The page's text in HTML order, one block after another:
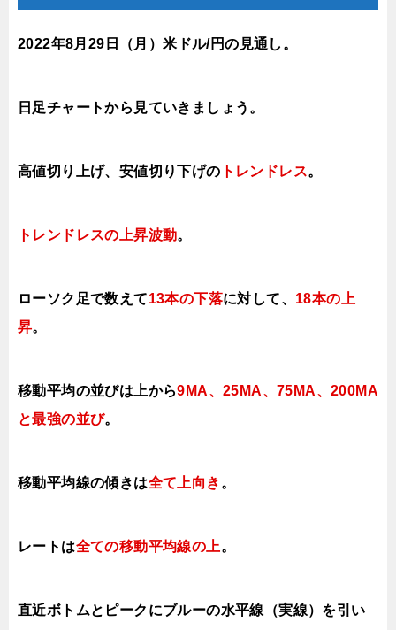
2022年8月29 日（月 ）米ドル/円の見通し 。
日足チャートから見ていきましょう。
高値切り上げ、安値切り下げの トレンドレス。
トレンドレスの上昇波動。
ローソク足で数えて13本の下落に対して、 18本の上
昇。
移動平均の並びは上から9MA、25MA、75MA、200MA
と最強の並び。
移動平均線の傾きは全て 上向き 。
レートは全ての移動平均線の上。
直近ボトムとピークにブルーの水平線（実線）を引い